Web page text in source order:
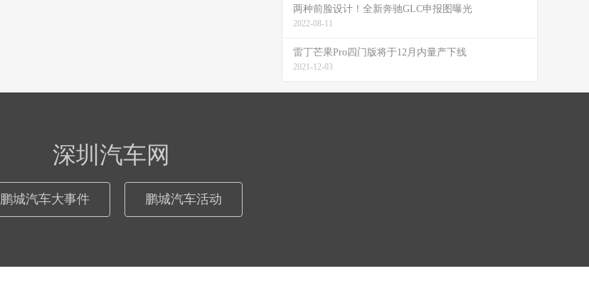
两种前脸设计！全新奔驰GLC申报图曝光
2022-08-11
雷丁芒果Pro四门版将于12月内量产下线
2021-12-03
深圳汽车网
鹏城汽车大事件 鹏城汽车活动